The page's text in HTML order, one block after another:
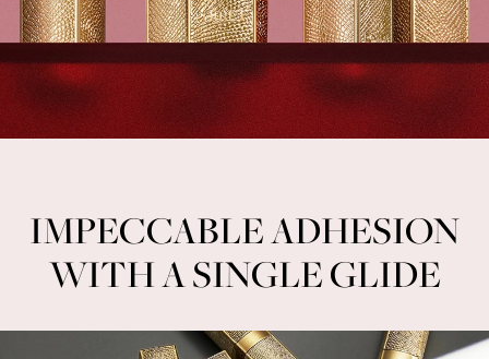
IMPECCABLE ADHESION
WITH A SINGLE GLIDE